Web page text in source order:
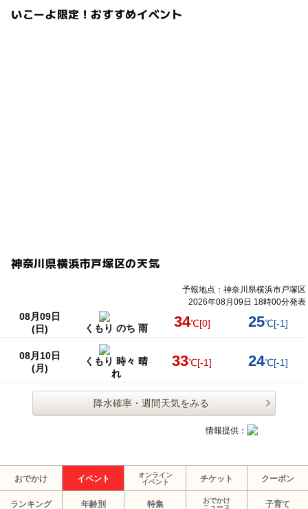
いこーよ限定！おすすめイベント
神奈川県横浜市戸塚区の天気
予報地点：神奈川県横浜市戸塚区
2026年08月09日 18時00分発表
08月09日
(日)
くもり のち 雨 34℃[0] 25℃[-1]
08月10日
(月)
くもり 時々 晴
れ
33℃[-1] 24℃[-1]
降水確率・週間天気をみる
情報提供：
おでかけ イベント
オンライン
イベント
チケット クーポン
ランキング 年齢別 特集
おでかけ
ニュース
子育て